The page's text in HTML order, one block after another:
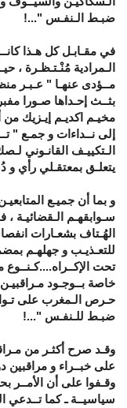
ضبـط الـنفـس "...!
في مقـابـل كل هـذا
الـمرادية مُنْـتـظـرة ،
مــؤدى عنهـا " عـبـر
بثــث إحـداها صـورا
مخيـم اكديـم إيـزيك من
إلى نــداءات و جمـع "
الـتكييـف القانـوني
يتعلـق بمعتقـلي رأي و
و بما أن جميـع
سـوابقهـم الـقضائيـة
الهُـتاف بشعـارات
للتعـذيـب و جهلهـم
تحت
خاصة بــوجـود
حـرص الـمغرب على
ضبـط للـنفـس "...!
وقـد صرح أكثـر من
على خبــراء و مراقبين
وقـفوا على أن الأمــر
سياسيــة ـ كما تــدعي